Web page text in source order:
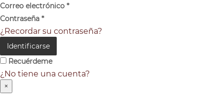
Correo electrónico *
Contraseña *
¿Recordar su contraseña?
Identificarse
Recuérdeme
¿No tiene una cuenta?
×